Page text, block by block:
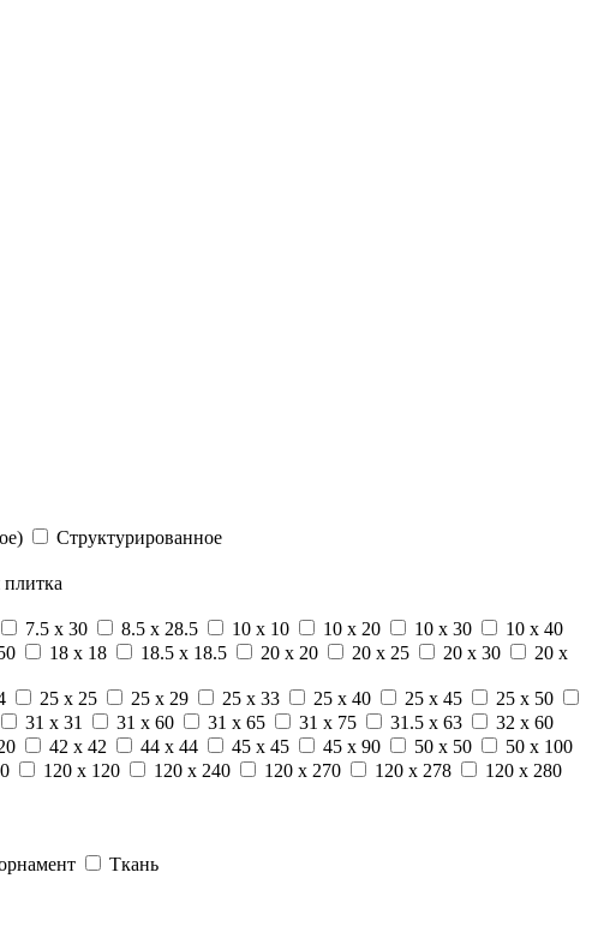
Структурированное
7.5 x 30 8.5 x 28.5 10 x 10 10 x 20 10 x 30
10 x 40
18 x 18 18.5 x 18.5 20 x 20 20 x 25 20 x 30
20 x
25 x 25 25 x 29 25 x 33 25 x 40 25 x 45
25 x 50
31 x 31 31 x 60 31 x 65 31 x 75 31.5 x 63
32 x 60
42 x 42 44 x 44 45 x 45 45 x 90 50 x 50
50 x 100
120 x 120 120 x 240 120 x 270 120 x 278
120 x 280
Ткань